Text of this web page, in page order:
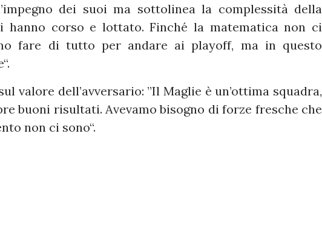
dei suoi ma sottolinea la complessità della
hanno corso e lottato. Finché la matematica non ci
fare di tutto per andare ai playoff, ma in questo
valore dell’avversario: ”Il Maglie è un’ottima squadra,
buoni risultati. Avevamo bisogno di forze fresche che
non ci sono“.